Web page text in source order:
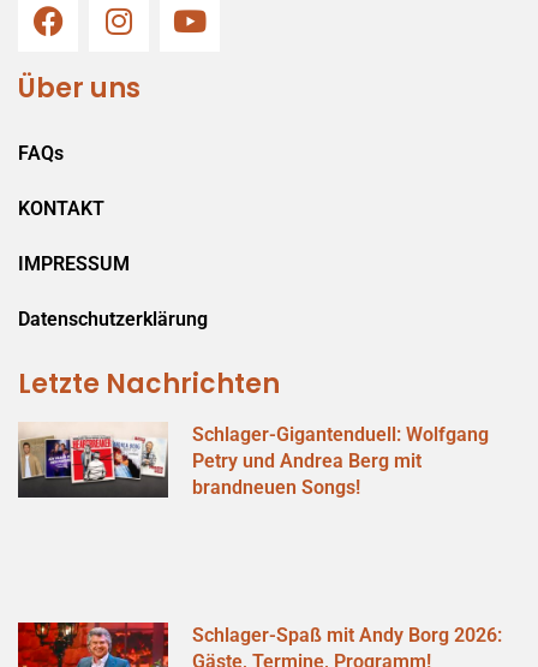
Über uns
FAQs
KONTAKT
IMPRESSUM
Datenschutzerklärung
Letzte Nachrichten
Schlager-Gigantenduell: Wolfgang
Petry und Andrea Berg mit
brandneuen Songs!
Schlager-Spaß mit Andy Borg 2026:
Gäste, Termine, Programm!